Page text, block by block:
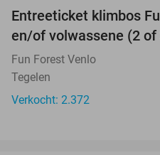
Entreeticket klimbos
en/of volwassene (2 of
Fun Forest Venlo
Tegelen
Verkocht: 2.372